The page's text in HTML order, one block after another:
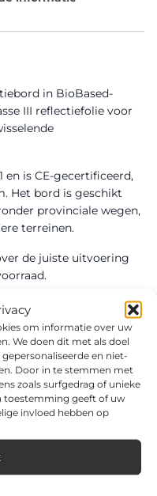
om informatie over uw
We doen dit met als doel
en niet-
Door in te stemmen met
zoals surfgedrag of unieke
toestemming geeft of uw
invloed hebben op
in BioBased-
III reflectiefolie voor
en is CE-gecertificeerd,
Het bord is geschikt
provinciale wegen,
terreinen.
de juiste uitvoering